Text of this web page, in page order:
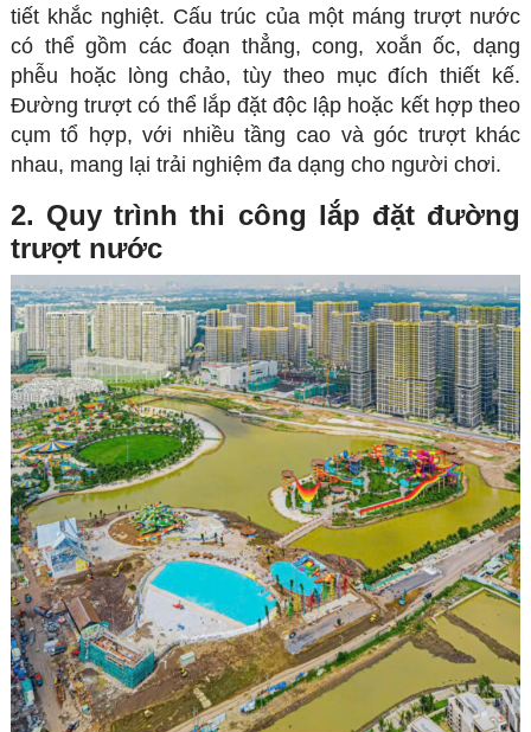
tiết khắc nghiệt. Cấu trúc của một máng trượt nước
có thể gồm các đoạn thẳng, cong, xoắn ốc, dạng
phễu hoặc lòng chảo, tùy theo mục đích thiết kế.
Đường trượt có thể lắp đặt độc lập hoặc kết hợp theo
cụm tổ hợp, với nhiều tầng cao và góc trượt khác
nhau, mang lại trải nghiệm đa dạng cho người chơi.
2. Quy trình thi công lắp đặt đường
trượt nước